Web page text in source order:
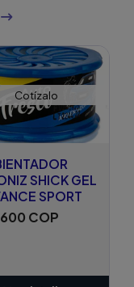
Cotízalo
SHICK GEL
SPORT
COP